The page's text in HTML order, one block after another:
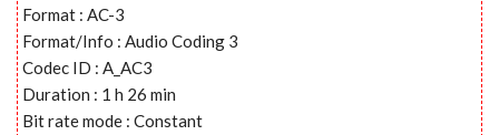
Format : AC-3
Format/Info : Audio Coding 3
Codec ID : A_AC3
Duration : 1 h 26 min
Bit rate mode : Constant